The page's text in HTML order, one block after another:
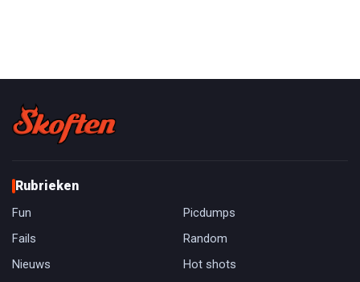
Rubrieken
Fun
Picdumps
Fails
Random
Nieuws
Hot shots